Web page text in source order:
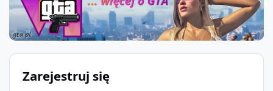
Zarejestruj się